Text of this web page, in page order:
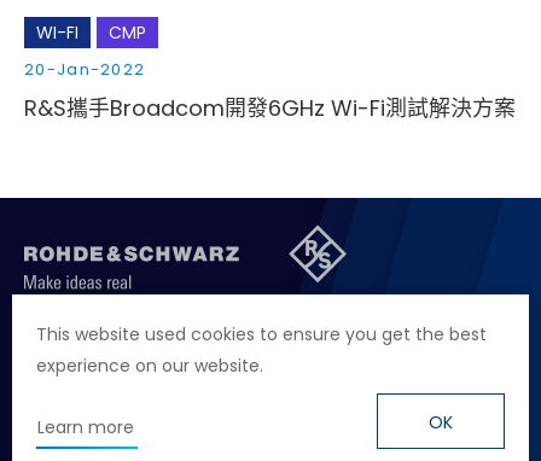
This website used cookies to ensure you get the best
experience on our website.
Learn more OK
WI-FI CMP
20-Jan-2022
R&S攜手Broadcom開發6GHz Wi-Fi測試解決方案
聯絡我們 徵才資訊 隱私權政策 網站聲明
地址
台北市114內湖區堤頂大道二段89號4樓
信箱
marketing.taiwan@rohde-schwarz.com